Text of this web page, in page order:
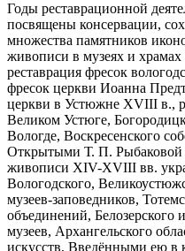
Годы реставрационной
посвящены консервации,
множества памятников
живописи в музеях и храмах
реставрация фресок
фресок церкви Иоанна
церкви в Устюжне ХVIII в.,
Великом Устюге,
Вологде, Воскресенского
Открытыми Т. П. Рыбаковой
живописи ХIV-ХVIII вв.
Вологодского,
музеев-заповедников,
объединений, Белозерского
музеев, Архангельского
искусств. Введёнными ею в